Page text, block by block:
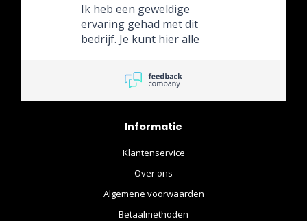
Ik heb een geweldige
ervaring gehad met dit
bedrijf. Je kunt hier alle
Toys bestellen; het is een
van de weinige bedrijven in
de Benelux met zo’n
Informatie
Klantenservice
Over ons
Algemene voorwaarden
Betaalmethoden